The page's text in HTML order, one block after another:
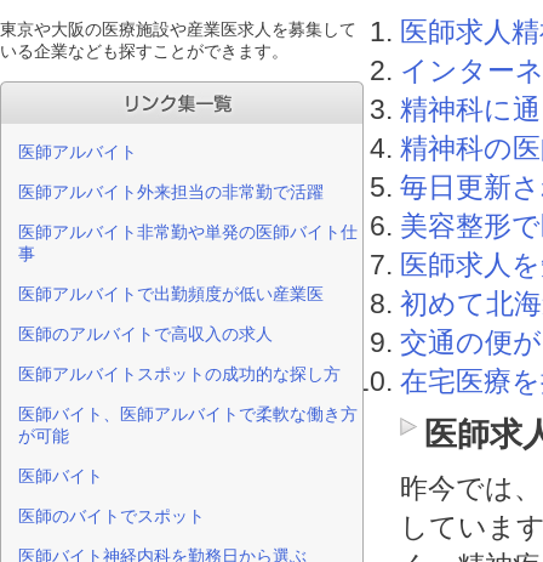
医師求人
インター
精神科に
精神科の
毎日更新
美容整形
医師求人
初めて北
交通の便
在宅医療
医師求
昨今では
していま
東京や大阪の医療施設や産業医求人を募集して
いる企業なども探すことができます。
医師アルバイト
医師アルバイト外来担当の非常勤で活躍
医師アルバイト非常勤や単発の医師バイト仕
事
医師アルバイトで出勤頻度が低い産業医
医師のアルバイトで高収入の求人
医師アルバイトスポットの成功的な探し方
医師バイト、医師アルバイトで柔軟な働き方
が可能
医師バイト
医師のバイトでスポット
医師バイト神経内科を勤務日から選ぶ